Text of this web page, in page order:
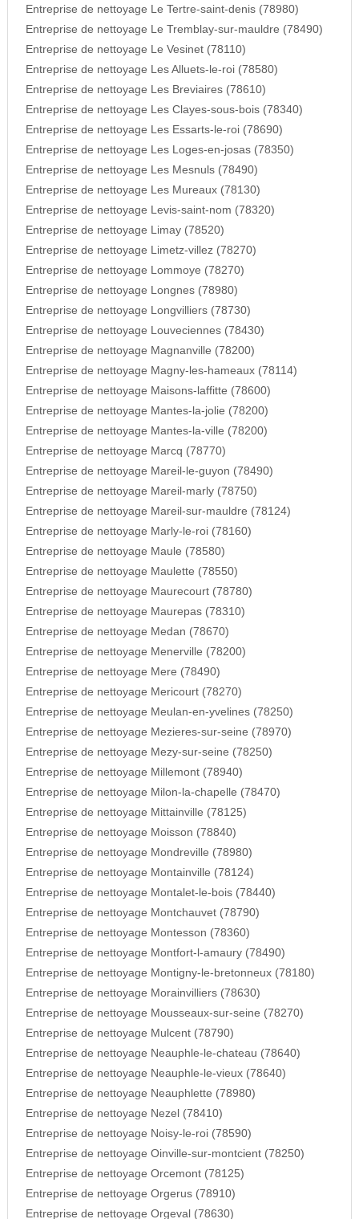
Entreprise de nettoyage Le Tertre-saint-denis (78980)
Entreprise de nettoyage Le Tremblay-sur-mauldre (78490)
Entreprise de nettoyage Le Vesinet (78110)
Entreprise de nettoyage Les Alluets-le-roi (78580)
Entreprise de nettoyage Les Breviaires (78610)
Entreprise de nettoyage Les Clayes-sous-bois (78340)
Entreprise de nettoyage Les Essarts-le-roi (78690)
Entreprise de nettoyage Les Loges-en-josas (78350)
Entreprise de nettoyage Les Mesnuls (78490)
Entreprise de nettoyage Les Mureaux (78130)
Entreprise de nettoyage Levis-saint-nom (78320)
Entreprise de nettoyage Limay (78520)
Entreprise de nettoyage Limetz-villez (78270)
Entreprise de nettoyage Lommoye (78270)
Entreprise de nettoyage Longnes (78980)
Entreprise de nettoyage Longvilliers (78730)
Entreprise de nettoyage Louveciennes (78430)
Entreprise de nettoyage Magnanville (78200)
Entreprise de nettoyage Magny-les-hameaux (78114)
Entreprise de nettoyage Maisons-laffitte (78600)
Entreprise de nettoyage Mantes-la-jolie (78200)
Entreprise de nettoyage Mantes-la-ville (78200)
Entreprise de nettoyage Marcq (78770)
Entreprise de nettoyage Mareil-le-guyon (78490)
Entreprise de nettoyage Mareil-marly (78750)
Entreprise de nettoyage Mareil-sur-mauldre (78124)
Entreprise de nettoyage Marly-le-roi (78160)
Entreprise de nettoyage Maule (78580)
Entreprise de nettoyage Maulette (78550)
Entreprise de nettoyage Maurecourt (78780)
Entreprise de nettoyage Maurepas (78310)
Entreprise de nettoyage Medan (78670)
Entreprise de nettoyage Menerville (78200)
Entreprise de nettoyage Mere (78490)
Entreprise de nettoyage Mericourt (78270)
Entreprise de nettoyage Meulan-en-yvelines (78250)
Entreprise de nettoyage Mezieres-sur-seine (78970)
Entreprise de nettoyage Mezy-sur-seine (78250)
Entreprise de nettoyage Millemont (78940)
Entreprise de nettoyage Milon-la-chapelle (78470)
Entreprise de nettoyage Mittainville (78125)
Entreprise de nettoyage Moisson (78840)
Entreprise de nettoyage Mondreville (78980)
Entreprise de nettoyage Montainville (78124)
Entreprise de nettoyage Montalet-le-bois (78440)
Entreprise de nettoyage Montchauvet (78790)
Entreprise de nettoyage Montesson (78360)
Entreprise de nettoyage Montfort-l-amaury (78490)
Entreprise de nettoyage Montigny-le-bretonneux (78180)
Entreprise de nettoyage Morainvilliers (78630)
Entreprise de nettoyage Mousseaux-sur-seine (78270)
Entreprise de nettoyage Mulcent (78790)
Entreprise de nettoyage Neauphle-le-chateau (78640)
Entreprise de nettoyage Neauphle-le-vieux (78640)
Entreprise de nettoyage Neauphlette (78980)
Entreprise de nettoyage Nezel (78410)
Entreprise de nettoyage Noisy-le-roi (78590)
Entreprise de nettoyage Oinville-sur-montcient (78250)
Entreprise de nettoyage Orcemont (78125)
Entreprise de nettoyage Orgerus (78910)
Entreprise de nettoyage Orgeval (78630)